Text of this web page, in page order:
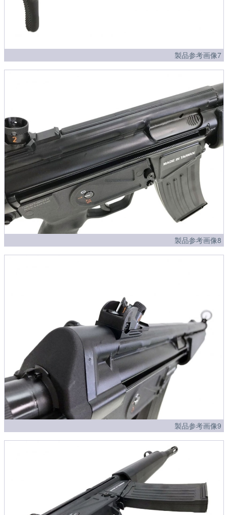
製品参考画像7
製品参考画像8
製品参考画像9